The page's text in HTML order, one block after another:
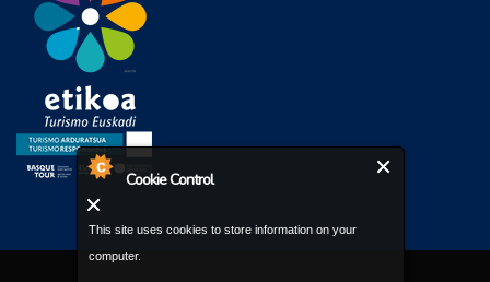
Cookie Control
This site uses cookies to store information on your
computer.